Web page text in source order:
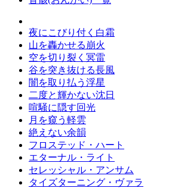
夜にこびり付く白霜
山を轟かせる崩火
空を切り裂く冥雷
谷を突き抜ける長風
闇を取り払う浮星
二度と輝かない沈日
喧騒に隠す回光
月を窺う軽雲
絶えない余韻
フロステッド・ハート
エターナル・ライト
セレッシャル・アンサム
タイズターニング・ヴァラ